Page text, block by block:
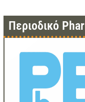
Περιοδικό